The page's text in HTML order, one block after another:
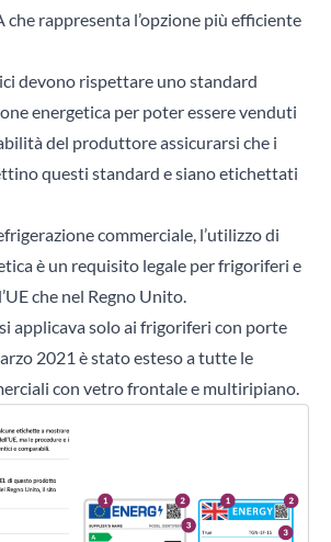
che rappresenta l’opzione più efficiente
devono rispettare uno standard
energetica per poter essere venduti
del produttore assicurarsi che i
questi standard e siano etichettati
commerciale, l’utilizzo di
è un requisito legale per frigoriferi e
che nel Regno Unito.
applicava solo ai frigoriferi con porte
2021 è stato esteso a tutte le
con vetro frontale e multiripiano.